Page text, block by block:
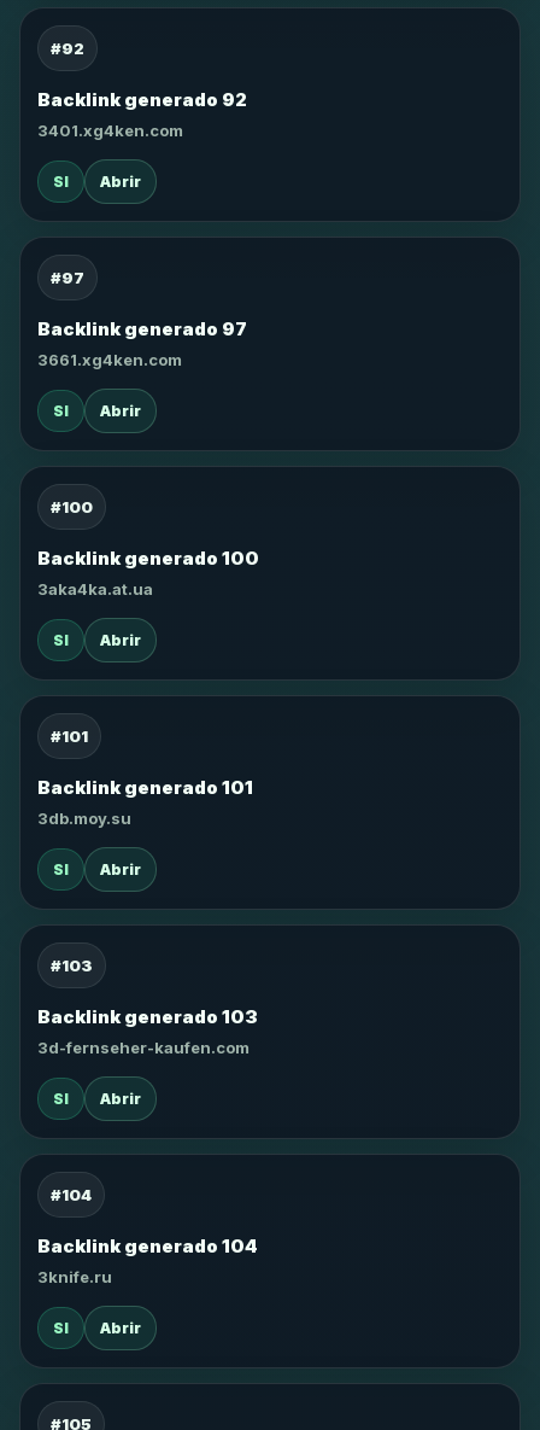
#92
Backlink generado 92
3401.xg4ken.com
SI Abrir
#97
Backlink generado 97
3661.xg4ken.com
SI Abrir
#100
Backlink generado 100
3aka4ka.at.ua
SI Abrir
#101
Backlink generado 101
3db.moy.su
SI Abrir
#103
Backlink generado 103
3d-fernseher-kaufen.com
SI Abrir
#104
Backlink generado 104
3knife.ru
SI Abrir
#105